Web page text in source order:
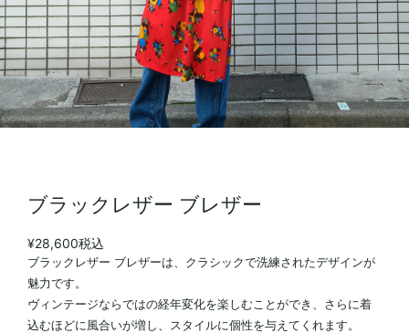
ブラックレザー ブレザー
¥28,600税込
ブラックレザー ブレザーは、クラシックで洗練されたデザインが
魅力です。
ヴィンテージならではの経年変化を楽しむことができ、さらに着
込むほどに風合いが増し、スタイルに個性を与えてくれます。